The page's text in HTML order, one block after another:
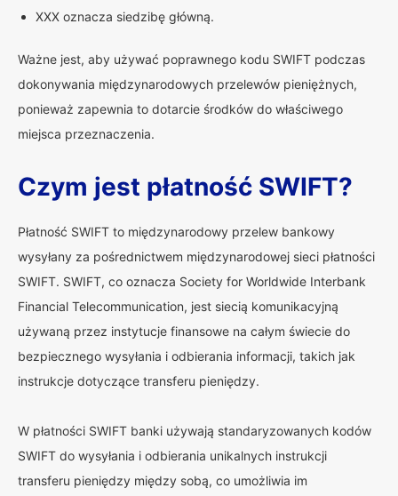
XXX oznacza siedzibę główną.
Ważne jest, aby używać poprawnego kodu SWIFT podczas
dokonywania międzynarodowych przelewów pieniężnych,
ponieważ zapewnia to dotarcie środków do właściwego
miejsca przeznaczenia.
Czym jest płatność SWIFT?
Płatność SWIFT to międzynarodowy przelew bankowy
wysyłany za pośrednictwem międzynarodowej sieci płatności
SWIFT. SWIFT, co oznacza Society for Worldwide Interbank
Financial Telecommunication, jest siecią komunikacyjną
używaną przez instytucje finansowe na całym świecie do
bezpiecznego wysyłania i odbierania informacji, takich jak
instrukcje dotyczące transferu pieniędzy.
W płatności SWIFT banki używają standaryzowanych kodów
SWIFT do wysyłania i odbierania unikalnych instrukcji
transferu pieniędzy między sobą, co umożliwia im